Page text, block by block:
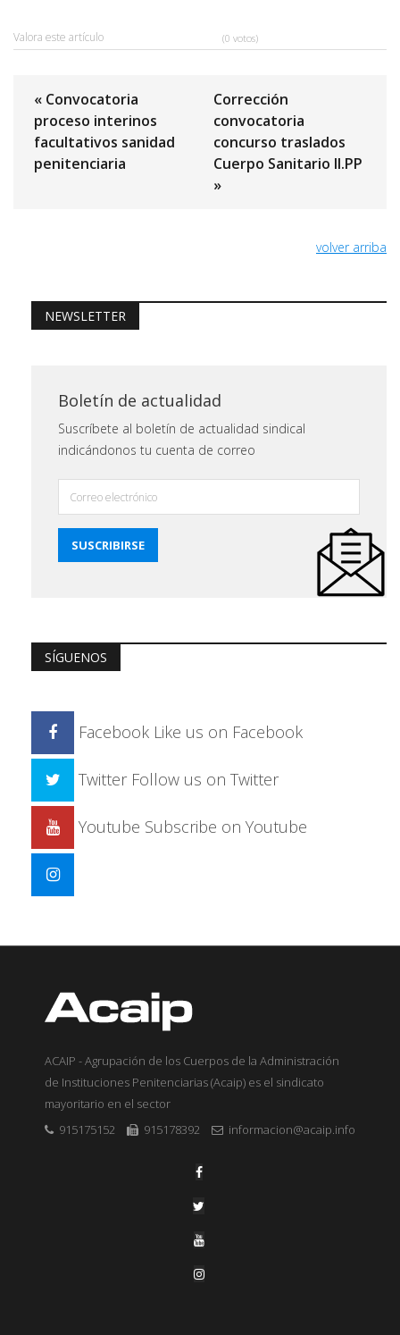
Valora este artículo (0 votos)
« Convocatoria
proceso interinos
facultativos sanidad
penitenciaria
Corrección
convocatoria
concurso traslados
Cuerpo Sanitario II.PP
»
volver arriba
NEWSLETTER
Boletín de actualidad
Suscríbete al boletín de actualidad sindical
indicándonos tu cuenta de correo
SÍGUENOS
Facebook Like us on Facebook
Twitter Follow us on Twitter
Youtube Subscribe on Youtube
ACAIP - Agrupación de los Cuerpos de la Administración
de Instituciones Penitenciarias (Acaip) es el sindicato
mayoritario en el sector
915175152
915178392 informacion@acaip.info